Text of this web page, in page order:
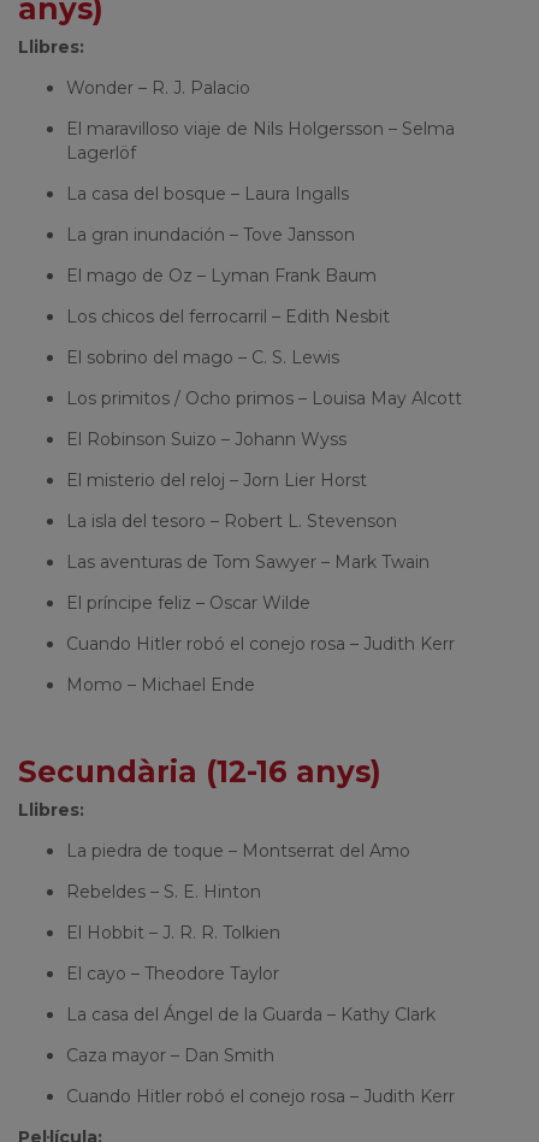
anys)
Llibres:
Wonder – R. J. Palacio
El maravilloso viaje de Nils Holgersson – Selma
Lagerlöf
La casa del bosque – Laura Ingalls
La gran inundación – Tove Jansson
El mago de Oz – Lyman Frank Baum
Los chicos del ferrocarril – Edith Nesbit
El sobrino del mago – C. S. Lewis
Los primitos / Ocho primos – Louisa May Alcott
El Robinson Suizo – Johann Wyss
El misterio del reloj – Jorn Lier Horst
La isla del tesoro – Robert L. Stevenson
Las aventuras de Tom Sawyer – Mark Twain
El príncipe feliz – Oscar Wilde
Cuando Hitler robó el conejo rosa – Judith Kerr
Momo – Michael Ende
Secundària (12-16 anys)
Llibres:
La piedra de toque – Montserrat del Amo
Rebeldes – S. E. Hinton
El Hobbit – J. R. R. Tolkien
El cayo – Theodore Taylor
La casa del Ángel de la Guarda – Kathy Clark
Caza mayor – Dan Smith
Cuando Hitler robó el conejo rosa – Judith Kerr
Pel·lícula: